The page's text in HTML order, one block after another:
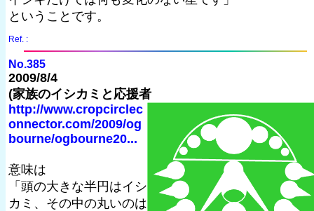
ということです。
Ref. :
No.385
2009/8/4
(家族のイシカミと応援者
http://www.cropcirclec
onnector.com/2009/og
bourne/ogbourne20...
意味は
「頭の大きな半円はイシ
カミ、その中の丸いのは